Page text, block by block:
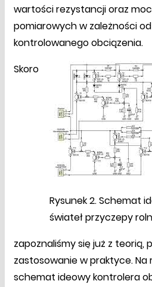
wartości rezystancji oraz
pomiarowych w zależności
kontrolowanego obciązenia.
Rysunek 2. Schemat
świateł przyczepy
Skoro
zapoznaliśmy się już z teorią,
zastosowanie w praktyce. Na
schemat ideowy kontrolera